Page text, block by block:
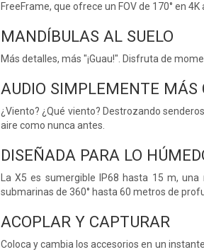
FreeFrame, que ofrece un FOV de 170° en 4K
MANDÍBULAS AL SUELO
Más detalles, más "¡Guau!". Disfruta de
AUDIO SIMPLEMENTE MÁS
¿Viento? ¿Qué viento? Destrozando
aire como nunca antes.
DISEÑADA PARA LO
La X5 es sumergible IP68 hasta 15 m,
submarinas de 360° hasta 60 metros de
ACOPLAR Y CAPTURAR
Coloca y cambia los accesorios en un